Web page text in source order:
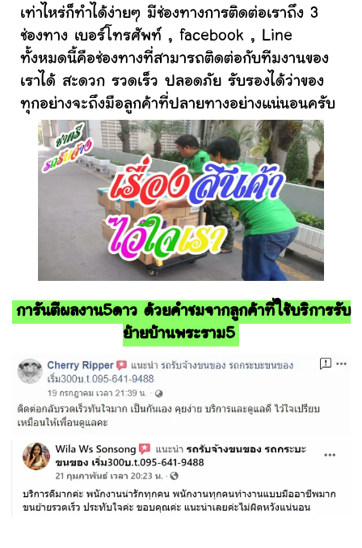
เท่าไหร่ก็ทำได้ง่ายๆ มีช่องทางการติดต่อเราถึง 3
ช่องทาง เบอร์โทรศัพท์ , facebook , Line
ทั้งหมดนี้คือช่องทางที่สามารถติดต่อกับทีมงานของ
เราได้ สะดวก รวดเร็ว ปลอดภัย รับรองได้ว่าของ
ทุกอย่างจะถึงมือลูกค้าที่ปลายทางอย่างแน่นอนครับ
การันตีผลงาน5ดาว ด้วยคำชมจากลูกค้าที่ใช้บริการรับ
ย้ายบ้านพระราม5